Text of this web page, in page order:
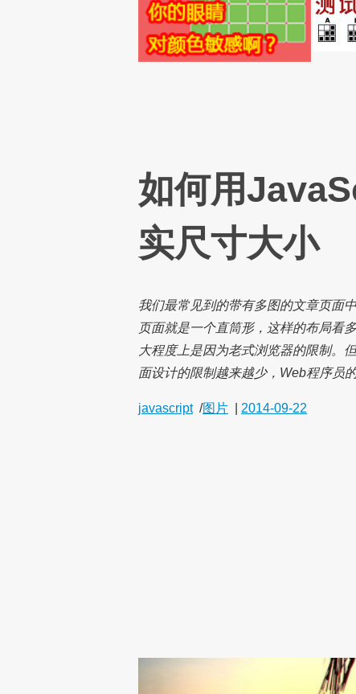
如何用
实尺寸大小
我们最常见到的带有多图的文章页面
页面就是一个直筒形，这样的布局看
大程度上是因为老式浏览器的限制。
面设计的限制越来越少，Web程序员
javascript /图片 2014-09-22